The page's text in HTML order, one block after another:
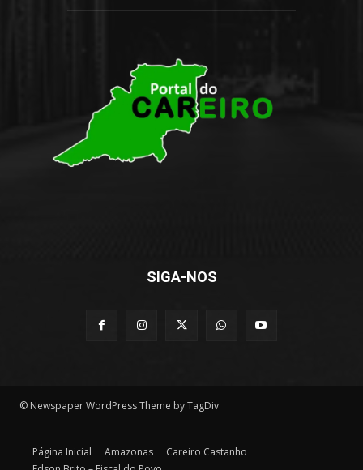
SIGA-NOS
© Newspaper WordPress Theme by TagDiv
Página Inicial Amazonas
Careiro Castanho